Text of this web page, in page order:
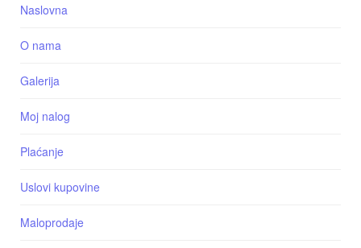
Naslovna
O nama
Galerija
Moj nalog
Plaćanje
Uslovi kupovine
Maloprodaje